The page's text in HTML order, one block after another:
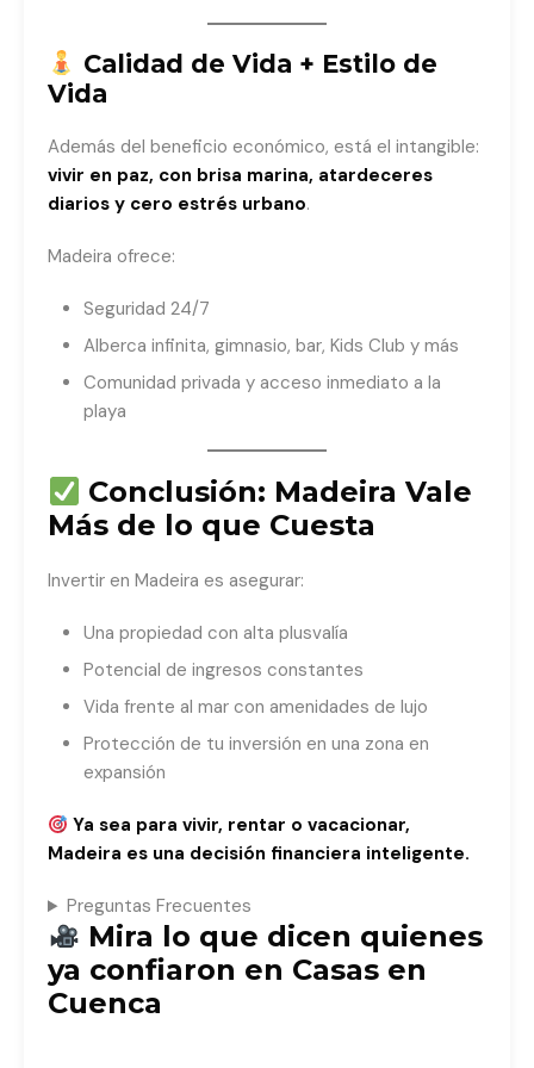
Calidad de Vida + Estilo de
Vida
Además del beneficio económico, está el intangible:
vivir en paz, con brisa marina, atardeceres
diarios y cero estrés urbano.
Madeira ofrece:
Seguridad 24/7
Alberca infinita, gimnasio, bar, Kids Club y más
Comunidad privada y acceso inmediato a la
playa
Conclusión: Madeira Vale
Más de lo que Cuesta
Invertir en Madeira es asegurar:
Una propiedad con alta plusvalía
Potencial de ingresos constantes
Vida frente al mar con amenidades de lujo
Protección de tu inversión en una zona en
expansión
Ya sea para vivir, rentar o vacacionar,
Madeira es una decisión financiera inteligente.
Preguntas Frecuentes
Mira lo que dicen quienes
ya confiaron en Casas en
Cuenca